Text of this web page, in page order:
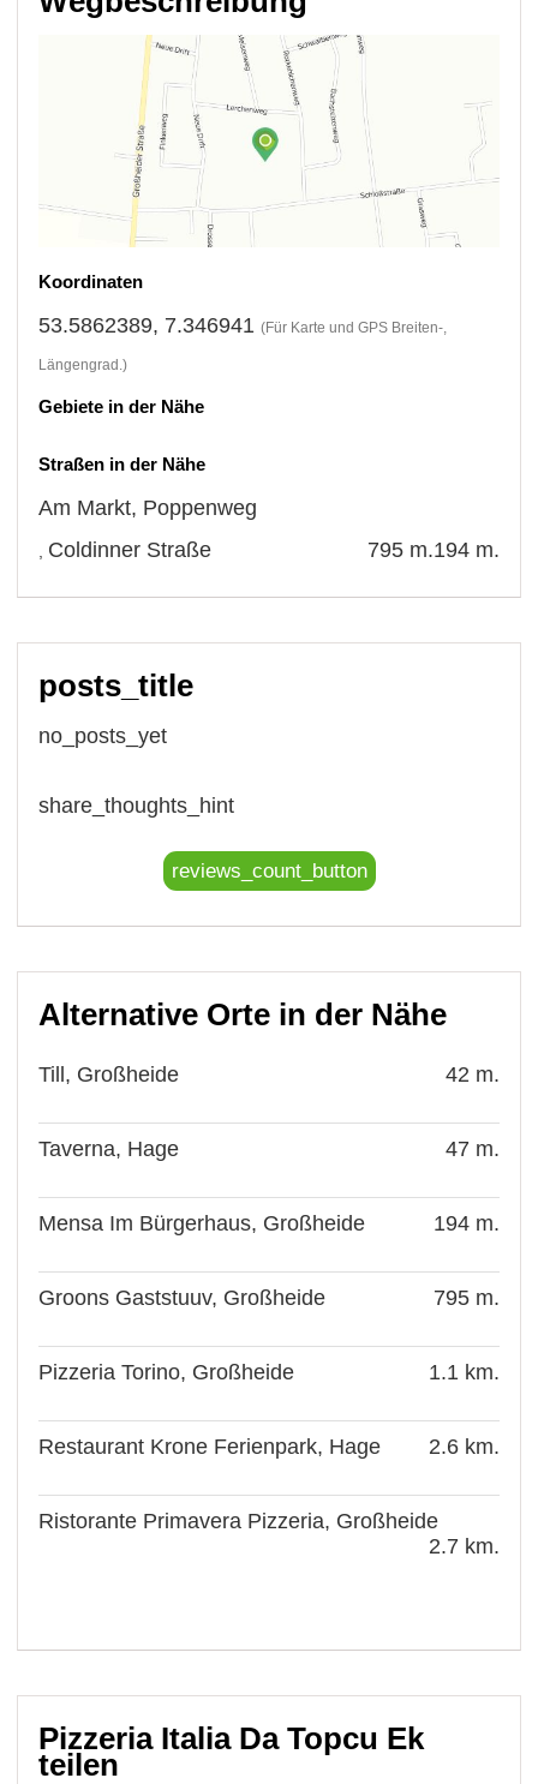
Koordinaten
53.5862389, 7.346941 (Für Karte und GPS Breiten-,
Längengrad.)
Gebiete in der Nähe
Straßen in der Nähe
Am Markt, Poppenweg
194 m.
Coldinner Straße 795 m.
posts_title
no_posts_yet
share_thoughts_hint
reviews_count_button
Alternative Orte in der Nähe
Till, Großheide 42 m.
Taverna, Hage 47 m.
Mensa Im Bürgerhaus, Großheide 194 m.
Groons Gaststuuv, Großheide 795 m.
Pizzeria Torino, Großheide 1.1 km.
Restaurant Krone Ferienpark, Hage 2.6 km.
Ristorante Primavera Pizzeria, Großheide
2.7 km.
Pizzeria Italia Da Topcu Ek
teilen